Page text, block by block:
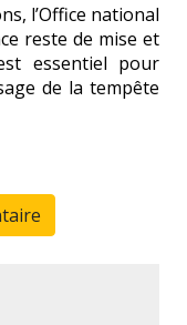
l’Office national
reste de mise et
essentiel pour
de la tempête